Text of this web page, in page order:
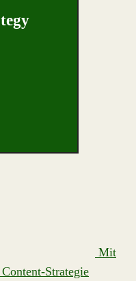
Mit
Strategie